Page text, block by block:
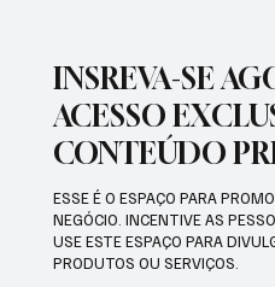
INSREVA-SE
ACESSO
CONTEÚDO
ESSE É O ESPAÇO PARA
NEGÓCIO. INCENTIVE AS
USE ESTE ESPAÇO PARA
PRODUTOS OU SERVIÇOS.